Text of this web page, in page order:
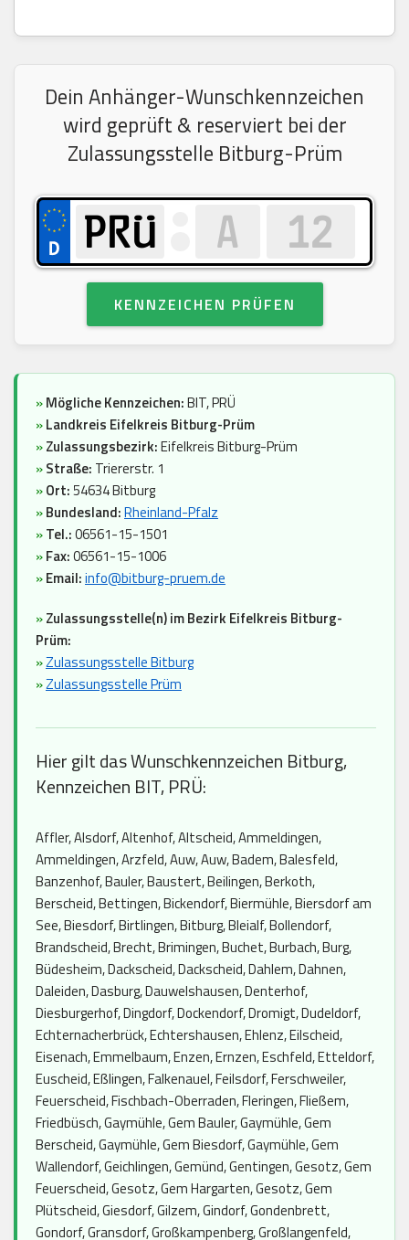
Dein Anhänger-Wunschkennzeichen
wird geprüft & reserviert bei der
Zulassungsstelle Bitburg-Prüm
KENNZEICHEN PRÜFEN
»Mögliche Kennzeichen:BIT, PRÜ
»Landkreis Eifelkreis Bitburg-Prüm
»Zulassungsbezirk:Eifelkreis Bitburg-Prüm
»Straße: Triererstr. 1
»Ort:54634 Bitburg
»Bundesland:Rheinland-Pfalz
»Tel.:06561-15-1501
»Fax:06561-15-1006
»Email:info@bitburg-pruem.de
»Zulassungsstelle(n) im Bezirk Eifelkreis Bitburg-
Prüm:
»Zulassungsstelle Bitburg
»Zulassungsstelle Prüm
Hier gilt das Wunschkennzeichen Bitburg,
Kennzeichen BIT, PRÜ:
Affler, Alsdorf, Altenhof, Altscheid, Ammeldingen,
Ammeldingen, Arzfeld, Auw, Auw, Badem, Balesfeld,
Banzenhof, Bauler, Baustert, Beilingen, Berkoth,
Berscheid, Bettingen, Bickendorf, Biermühle, Biersdorf am
See, Biesdorf, Birtlingen, Bitburg, Bleialf, Bollendorf,
Brandscheid, Brecht, Brimingen, Buchet, Burbach, Burg,
Büdesheim, Dackscheid, Dackscheid, Dahlem, Dahnen,
Daleiden, Dasburg, Dauwelshausen, Denterhof,
Diesburgerhof, Dingdorf, Dockendorf, Dromigt, Dudeldorf,
Echternacherbrück, Echtershausen, Ehlenz, Eilscheid,
Eisenach, Emmelbaum, Enzen, Ernzen, Eschfeld, Etteldorf,
Euscheid, Eßlingen, Falkenauel, Feilsdorf, Ferschweiler,
Feuerscheid, Fischbach-Oberraden, Fleringen, Fließem,
Friedbüsch, Gaymühle, Gem Bauler, Gaymühle, Gem
Berscheid, Gaymühle, Gem Biesdorf, Gaymühle, Gem
Wallendorf, Geichlingen, Gemünd, Gentingen, Gesotz, Gem
Feuerscheid, Gesotz, Gem Hargarten, Gesotz, Gem
Plütscheid, Giesdorf, Gilzem, Gindorf, Gondenbrett,
Gondorf, Gransdorf, Großkampenberg, Großlangenfeld,